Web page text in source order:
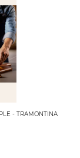
- TRAMONTINA